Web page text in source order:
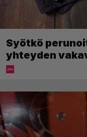
Syötkö
yhteyden